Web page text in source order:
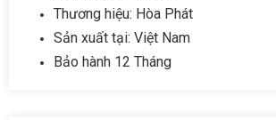
Thương hiệu: Hòa Phát
Sản xuất tại: Việt Nam
Bảo hành 12 Tháng